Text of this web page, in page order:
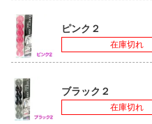
ピンク２
在庫切れ
ブラック２
在庫切れ